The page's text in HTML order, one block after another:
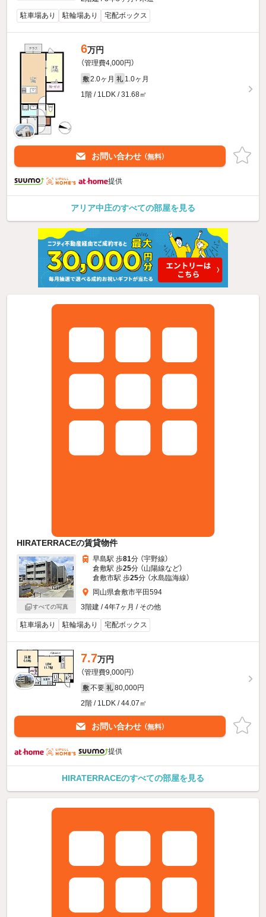
駐車場あり
駐輪場あり 宅配ボックス
6万円
（管理費4,000円）
敷 2.0ヶ月 礼 1.0ヶ月
1階 / 1LDK / 31.68㎡
お問い合わせ （無料）
提供
アリア中庄のすべての部屋を見る
HIRATERRACEの賃貸物件
すべての写真
早島駅 歩81分 （宇野線）
倉敷駅 歩25分 （山陽線など）
倉敷市駅 歩25分 （水島臨海線）
岡山県倉敷市平田594
3階建 / 4年7ヶ月 / その他
駐車場あり 駐輪場あり 宅配ボックス
7.7万円
（管理費9,000円）
敷 不要 礼 80,000円
2階 / 1LDK / 44.07㎡
お問い合わせ （無料）
提供
HIRATERRACEのすべての部屋を見る